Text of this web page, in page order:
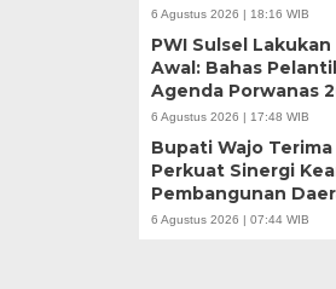
6 Agustus 2026 | 18:16 WIB
PWI Sulsel
Awal: Bahas
Agenda Porwanas
6 Agustus 2026 | 17:48 WIB
Bupati Wajo
Perkuat Sinergi
Pembangunan
6 Agustus 2026 | 07:44 WIB